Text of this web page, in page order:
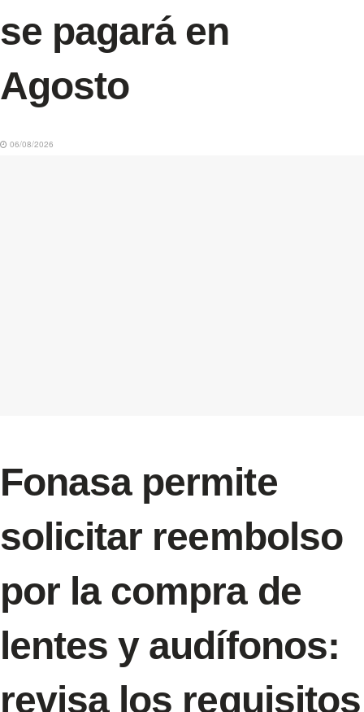
se pagará en
Agosto
06/08/2026
Fonasa permite
solicitar reembolso
por la compra de
lentes y audífonos:
revisa los requisitos